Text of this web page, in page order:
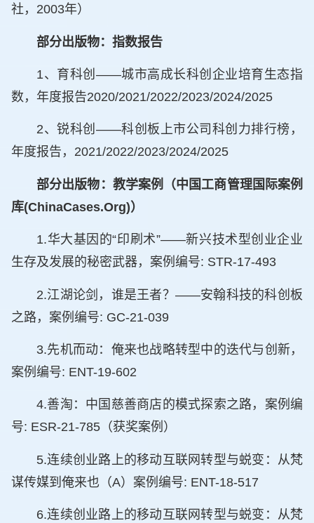
社，2003年）
部分出版物：指数报告
1、育科创——城市高成长科创企业培育生态指
数，年度报告2020/2021/2022/2023/2024/2025
2、锐科创——科创板上市公司科创力排行榜，
年度报告，2021/2022/2023/2024/2025
部分出版物：教学案例（中国工商管理国际案例
库(ChinaCases.Org)）
1.华大基因的“印刷术”——新兴技术型创业企业
生存及发展的秘密武器，案例编号: STR-17-493
2.江湖论剑，谁是王者？——安翰科技的科创板
之路，案例编号: GC-21-039
3.先机而动：俺来也战略转型中的迭代与创新，
案例编号: ENT-19-602
4.善淘：中国慈善商店的模式探索之路，案例编
号: ESR-21-785（获奖案例）
5.连续创业路上的移动互联网转型与蜕变：从梵
谋传媒到俺来也（A）案例编号: ENT-18-517
6.连续创业路上的移动互联网转型与蜕变：从梵